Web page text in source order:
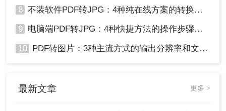
8 不装软件PDF转JPG：4种纯在线方案的转换效果和速度对比！
9 电脑端PDF转JPG：4种快捷方法的操作步骤和常见格式问题！
10 PDF转图片：3种主流方式的输出分辨率和文件体积实测！
最新文章 更多 >